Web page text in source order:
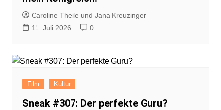
Caroline Theile und Jana Kreuzinger
11. Juli 2026
0
Film Kultur
Sneak #307: Der perfekte Guru?